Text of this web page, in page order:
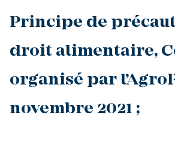
Principe de
droit alimentaire,
organisé par
novembre 2021 ;